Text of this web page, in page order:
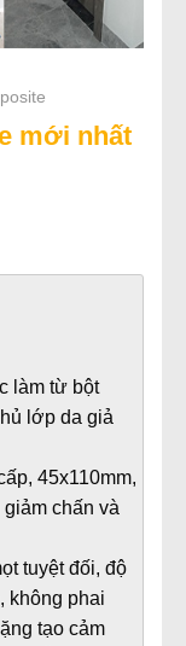
mới nhất
làm từ bột
lớp da giả
45x110mm,
chấn và
tuyệt đối, độ
không phai
tạo cảm